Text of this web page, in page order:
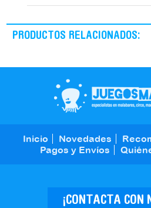
PRODUCTOS RELACIONADOS:
Inicio Novedades
Pagos y Envíos
¡CONTACTA CON